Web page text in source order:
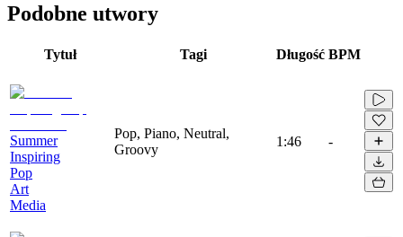
Podobne utwory
Tytuł Tagi Długość BPM
Summer
Inspiring
Pop
Art
Media
Pop, Piano, Neutral,
Groovy
1:46 -